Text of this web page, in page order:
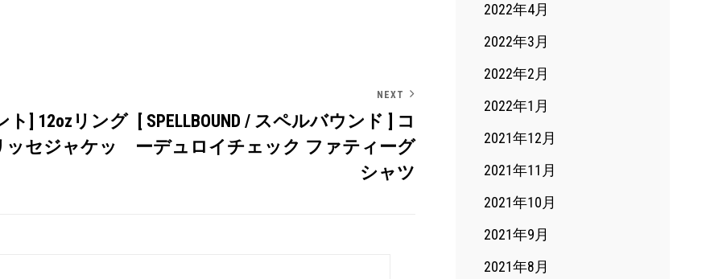
ト] 12ozリング
ッセジャケッ
NEXT
[ SPELLBOUND / スペルバウンド ] コ
ーデュロイチェック ファティーグ
シャツ
2022年4月
2022年3月
2022年2月
2022年1月
2021年12月
2021年11月
2021年10月
2021年9月
2021年8月